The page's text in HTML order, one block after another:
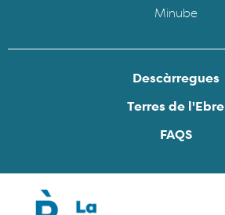
Minube
Descàrregues
Terres de l'Ebre
FAQS